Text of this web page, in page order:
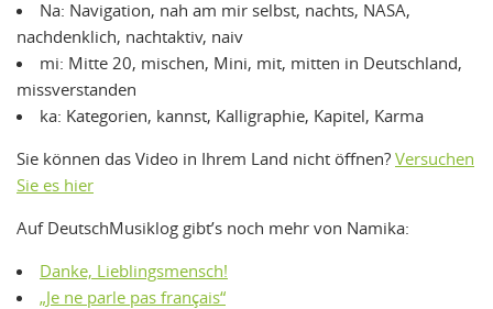
Na: Navigation, nah am mir selbst, nachts, NASA,
nachdenklich, nachtaktiv, naiv
mi: Mitte 20, mischen, Mini, mit, mitten in Deutschland,
missverstanden
ka: Kategorien, kannst, Kalligraphie, Kapitel, Karma
Sie können das Video in Ihrem Land nicht öffnen? Versuchen
Sie es hier
Auf DeutschMusiklog gibt’s noch mehr von Namika:
Danke, Lieblingsmensch!
„Je ne parle pas français“